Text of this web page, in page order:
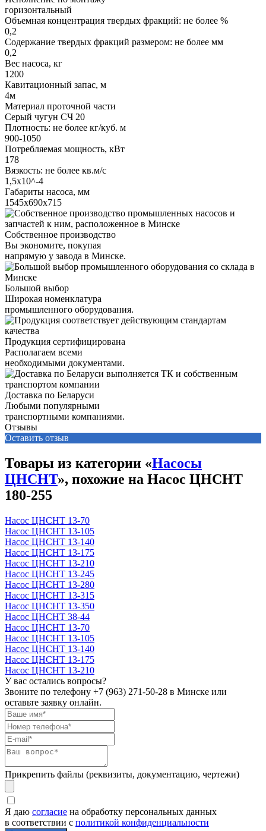
горизонтальный
Объемная концентрация твердых фракций: не более %
0,2
Содержание твердых фракций размером: не более мм
0,2
Вес насоса, кг
1200
Кавитационный запас, м
4м
Материал проточной части
Серый чугун СЧ 20
Плотность: не более кг/куб. м
900-1050
Потребляемая мощность, кВт
178
Вязкость: не более кв.м/с
1,5х10^-4
Габариты насоса, мм
1545х690х715
Собственное производство
Вы экономите, покупая
напрямую у завода в Минске.
Большой выбор
Широкая номенклатура
промышленного оборудования.
Продукция сертифицирована
Располагаем всеми
необходимыми документами.
Доставка по Беларуси
Любыми популярными
транспортными компаниями.
Отзывы
Оставить отзыв
Товары из категории «Насосы
ЦНСНТ», похожие на Насос ЦНСНТ
180-255
Насос ЦНСНТ 13-70
Насос ЦНСНТ 13-105
Насос ЦНСНТ 13-140
Насос ЦНСНТ 13-175
Насос ЦНСНТ 13-210
Насос ЦНСНТ 13-245
Насос ЦНСНТ 13-280
Насос ЦНСНТ 13-315
Насос ЦНСНТ 13-350
Насос ЦНСНТ 38-44
Насос ЦНСНТ 13-70
Насос ЦНСНТ 13-105
Насос ЦНСНТ 13-140
Насос ЦНСНТ 13-175
Насос ЦНСНТ 13-210
У вас остались вопросы?
Звоните по телефону +7 (963) 271-50-28 в Минске или
оставьте заявку онлайн.
Прикрепить файлы (реквизиты, документацию, чертежи)
Я даю согласие на обработку персональных данных
в соответствии с политикой конфиденциальности